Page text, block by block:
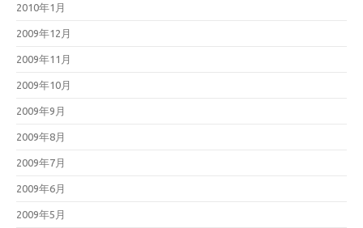
2010年1月
2009年12月
2009年11月
2009年10月
2009年9月
2009年8月
2009年7月
2009年6月
2009年5月